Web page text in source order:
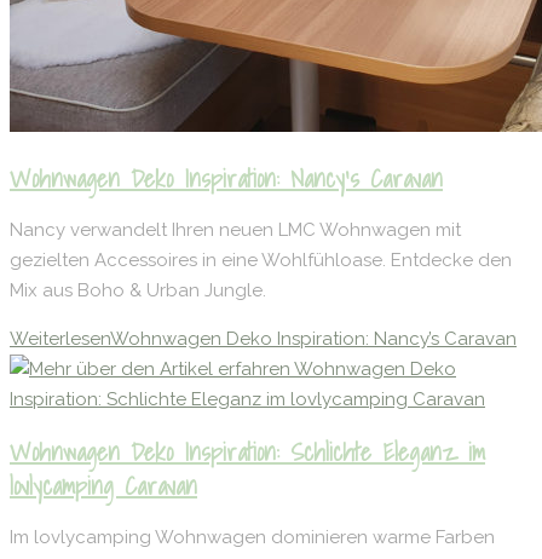
Wohnwagen Deko Inspiration: Nancy’s Caravan
Nancy verwandelt Ihren neuen LMC Wohnwagen mit
gezielten Accessoires in eine Wohlfühloase. Entdecke den
Mix aus Boho & Urban Jungle.
WeiterlesenWohnwagen Deko Inspiration: Nancy’s Caravan
Wohnwagen Deko Inspiration: Schlichte Eleganz im
lovlycamping Caravan
Im lovlycamping Wohnwagen dominieren warme Farben